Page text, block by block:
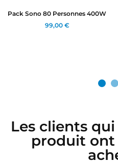
Pack Sono 80 Personnes 400W
99,00 €
Les clients
produit